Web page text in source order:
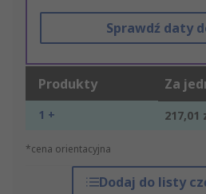
Sprawdź daty
Produkty Za
1 + 217,01
*cena orientacyjna
Dodaj do listy